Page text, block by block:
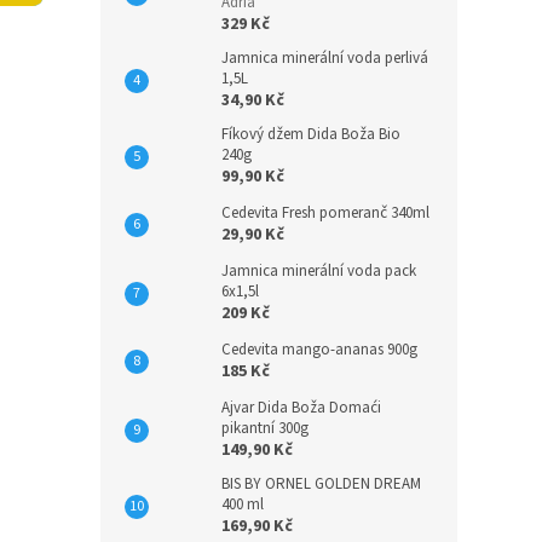
329 Kč
Jamnica minerální voda perlivá
1,5L
34,90 Kč
Fíkový džem Dida Boža Bio
240g
99,90 Kč
Cedevita Fresh pomeranč 340ml
29,90 Kč
Jamnica minerální voda pack
6x1,5l
209 Kč
Cedevita mango-ananas 900g
185 Kč
Ajvar Dida Boža Domaći
pikantní 300g
149,90 Kč
BIS BY ORNEL GOLDEN DREAM
400 ml
169,90 Kč